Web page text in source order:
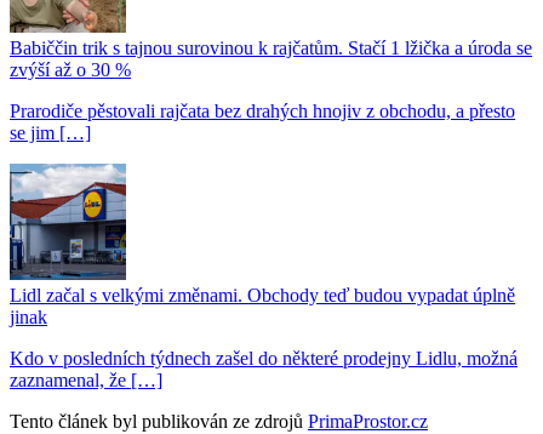
Babiččin trik s tajnou surovinou k rajčatům. Stačí 1 lžička a úroda se
zvýší až o 30 %
Prarodiče pěstovali rajčata bez drahých hnojiv z obchodu, a přesto
se jim […]
Lidl začal s velkými změnami. Obchody teď budou vypadat úplně
jinak
Kdo v posledních týdnech zašel do některé prodejny Lidlu, možná
zaznamenal, že […]
Tento článek byl publikován ze zdrojů PrimaProstor.cz